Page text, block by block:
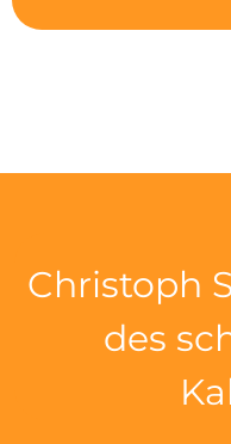
Christoph
des